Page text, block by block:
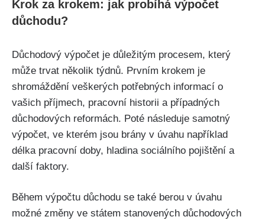
Krok za krokem: jak probíhá výpočet
důchodu?
Důchodový výpočet je důležitým procesem, který
může trvat několik týdnů. Prvním krokem je
shromáždění veškerých potřebných informací o
vašich příjmech, pracovní historii a případných
důchodových reformách. Poté následuje samotný
výpočet, ve kterém jsou brány v úvahu například
délka pracovní doby, hladina sociálního pojištění a
další faktory.
Během výpočtu důchodu se také berou v úvahu
možné změny ve státem stanovených důchodových